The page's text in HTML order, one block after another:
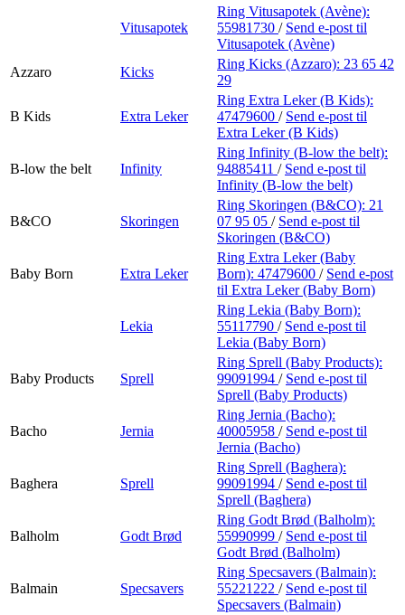
Vitusapotek
Ring Vitusapotek (Avène):
55981730 / Send e-post til
Vitusapotek (Avène)
Azzaro
Kicks
Ring Kicks (Azzaro): 23 65 42
29
B Kids Extra Leker
Ring Extra Leker (B Kids):
47479600 / Send e-post til
Extra Leker (B Kids)
B-low the belt Infinity
Ring Infinity (B-low the belt):
94885411 / Send e-post til
Infinity (B-low the belt)
B&CO Skoringen
Ring Skoringen (B&CO): 21
07 95 05 / Send e-post til
Skoringen (B&CO)
Baby Born Extra Leker
Ring Extra Leker (Baby
Born): 47479600 / Send e-post
til Extra Leker (Baby Born)
Lekia
Ring Lekia (Baby Born):
55117790 / Send e-post til
Lekia (Baby Born)
Baby Products Sprell
Ring Sprell (Baby Products):
99091994 / Send e-post til
Sprell (Baby Products)
Bacho Jernia
Ring Jernia (Bacho):
40005958 / Send e-post til
Jernia (Bacho)
Baghera Sprell
Ring Sprell (Baghera):
99091994 / Send e-post til
Sprell (Baghera)
Balholm Godt Brød
Ring Godt Brød (Balholm):
55990999 / Send e-post til
Godt Brød (Balholm)
Balmain Specsavers
Ring Specsavers (Balmain):
55221222 / Send e-post til
Specsavers (Balmain)